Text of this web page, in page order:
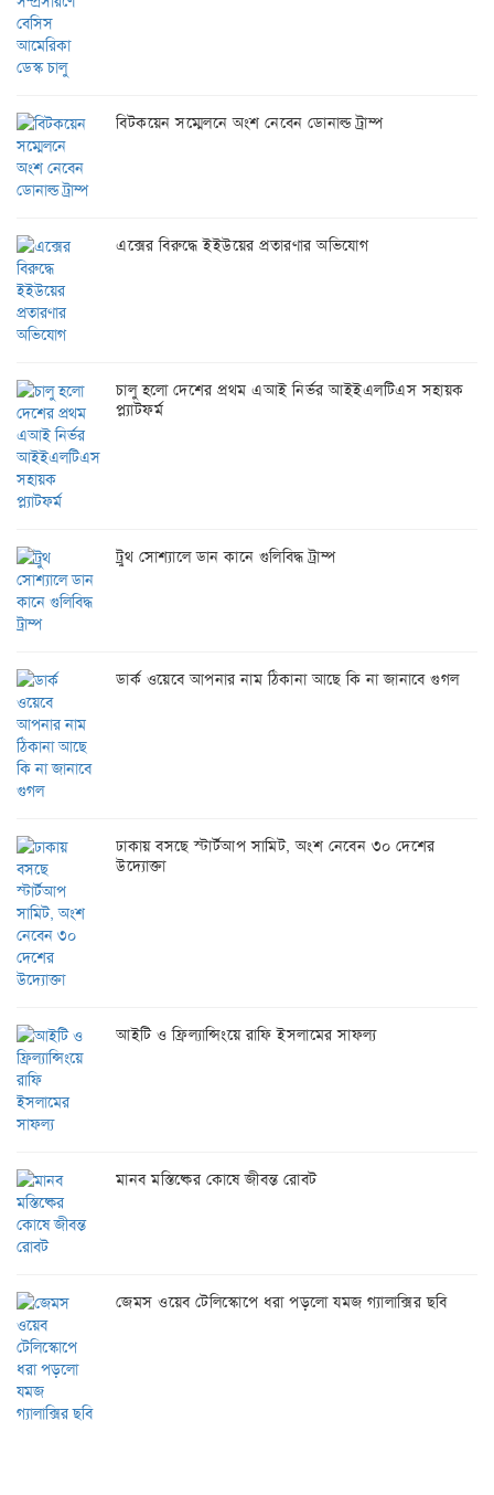
বিটকয়েন সম্মেলনে অংশ নেবেন ডোনাল্ড ট্রাম্প
এক্সের বিরুদ্ধে ইইউয়ের প্রতারণার অভিযোগ
চালু হলো দেশের প্রথম এআই নির্ভর আইইএলটিএস সহায়ক
প্ল্যাটফর্ম
ট্রুথ সোশ্যালে ডান কানে গুলিবিদ্ধ ট্রাম্প
ডার্ক ওয়েবে আপনার নাম ঠিকানা আছে কি না জানাবে গুগল
ঢাকায় বসছে স্টার্টআপ সামিট, অংশ নেবেন ৩০ দেশের
উদ্যোক্তা
আইটি ও ফ্রিল্যান্সিংয়ে রাফি ইসলামের সাফল্য
মানব মস্তিষ্কের কোষে জীবন্ত রোবট
জেমস ওয়েব টেলিস্কোপে ধরা পড়লো যমজ গ্যালাক্সির ছবি